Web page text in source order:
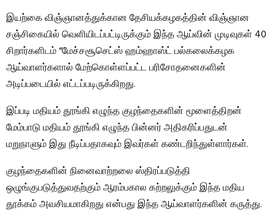
இயற்கை விஞ்ஞானத்துக்கான தேசியக்கழகத்தின் விஞ்ஞான
சஞ்சிகையில் வெளியிடப்பட்டிருக்கும் இந்த ஆய்வின் முடிவுகள் 40
சிறார்களிடம் “மேச்சசூசெட்ஸ் ஹம்ஹாஸ்ட் பல்கலைக்கழக
ஆய்வாளர்களால் மேற்கொள்ளப்பட்ட பரிசோதனைகளின்
அடிப்படையில் எட்டப்படிருக்கிறது.
இப்படி மதியம் தூங்கி எழுந்த குழந்தைகளின் மூளைத்திறன்
மேம்பாடு மதியம் தூங்கி எழுந்த பின்னர் அதிகரிப்பதுடன்
மறுநாளும் இது நீடிப்பதாகவும் இவர்கள் கண்டறிந்துள்ளார்கள்.
குழந்தைகளின் நினைவாற்றலை ஸ்திரப்படுத்தி
ஒழுங்குபடுத்துவதற்கும் ஆரம்பகால கற்றலுக்கும் இந்த மதிய
தூக்கம் அவசியமாகிறது என்பது இந்த ஆய்வாளர்களின் கருத்து.